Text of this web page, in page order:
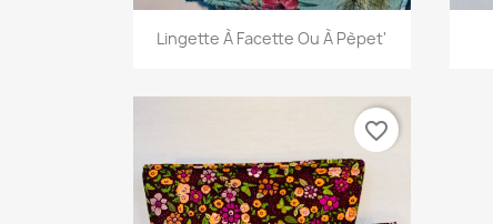
 Aperçu rapide
Lingette À Facette Ou À Pèpet'
favorite_border